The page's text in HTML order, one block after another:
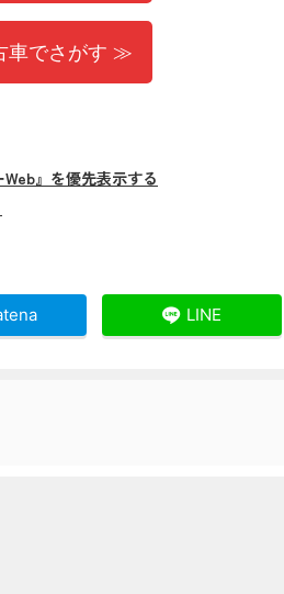
車でさがす ≫
』を優先表示する
LINE